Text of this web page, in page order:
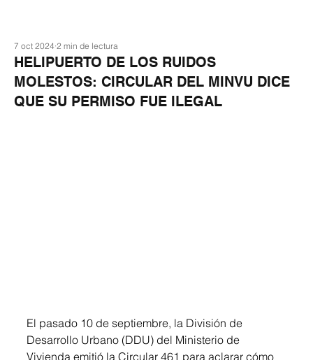
HELIPUERTO DE LOS RUIDOS
MOLESTOS: CIRCULAR DEL MINVU DICE
QUE SU PERMISO FUE ILEGAL
7 oct 2024 2 min de lectura
El pasado 10 de septiembre, la División de
Desarrollo Urbano (DDU) del Ministerio de
Vivienda emitió la Circular 461 para aclarar cómo